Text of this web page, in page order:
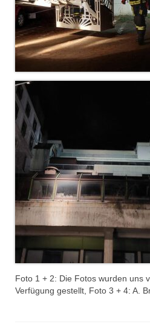
Jahreskonzert 2019
Benefizkonzert 2021
Oktoberfestkonzert
Verein
Fahrzeuge & Technik
Stützpunkt
Einsatzfahrzeuge
Einsatzleitwagen
20
Drehleiter DLK 23/12
Staffellöschfahrzeug
Foto 1 + 2: Die Fotos wurden uns
Verfügung gestellt, Foto 3 + 4: A.